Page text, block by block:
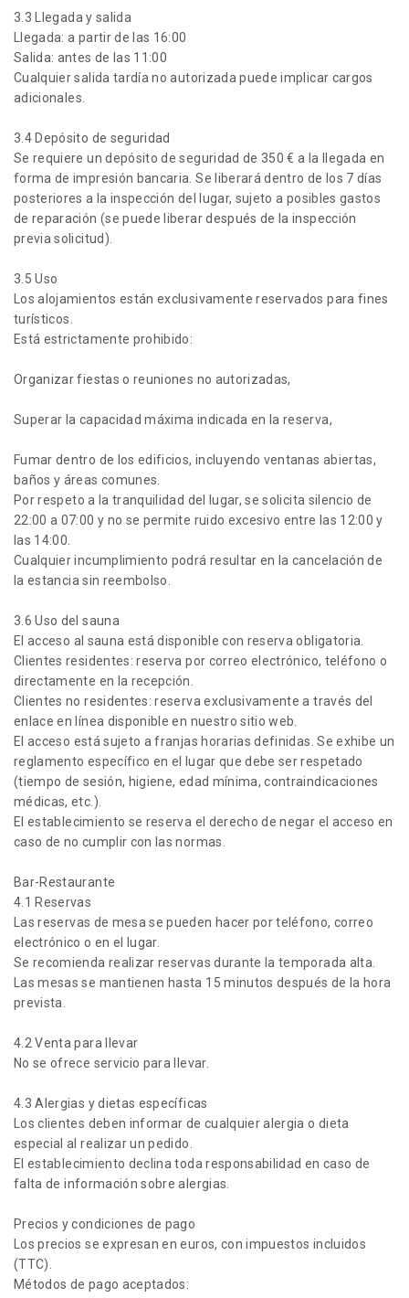
3.3 Llegada y salida
Llegada: a partir de las 16:00
Salida: antes de las 11:00
Cualquier salida tardía no autorizada puede implicar cargos
adicionales.
3.4 Depósito de seguridad
Se requiere un depósito de seguridad de 350 € a la llegada en
forma de impresión bancaria. Se liberará dentro de los 7 días
posteriores a la inspección del lugar, sujeto a posibles gastos
de reparación (se puede liberar después de la inspección
previa solicitud).
3.5 Uso
Los alojamientos están exclusivamente reservados para fines
turísticos.
Está estrictamente prohibido:
Organizar fiestas o reuniones no autorizadas,
Superar la capacidad máxima indicada en la reserva,
Fumar dentro de los edificios, incluyendo ventanas abiertas,
baños y áreas comunes.
Por respeto a la tranquilidad del lugar, se solicita silencio de
22:00 a 07:00 y no se permite ruido excesivo entre las 12:00 y
las 14:00.
Cualquier incumplimiento podrá resultar en la cancelación de
la estancia sin reembolso.
3.6 Uso del sauna
El acceso al sauna está disponible con reserva obligatoria.
Clientes residentes: reserva por correo electrónico, teléfono o
directamente en la recepción.
Clientes no residentes: reserva exclusivamente a través del
enlace en línea disponible en nuestro sitio web.
El acceso está sujeto a franjas horarias definidas. Se exhibe un
reglamento específico en el lugar que debe ser respetado
(tiempo de sesión, higiene, edad mínima, contraindicaciones
médicas, etc.).
El establecimiento se reserva el derecho de negar el acceso en
caso de no cumplir con las normas.
Bar-Restaurante
4.1 Reservas
Las reservas de mesa se pueden hacer por teléfono, correo
electrónico o en el lugar.
Se recomienda realizar reservas durante la temporada alta.
Las mesas se mantienen hasta 15 minutos después de la hora
prevista.
4.2 Venta para llevar
No se ofrece servicio para llevar.
4.3 Alergias y dietas específicas
Los clientes deben informar de cualquier alergia o dieta
especial al realizar un pedido.
El establecimiento declina toda responsabilidad en caso de
falta de información sobre alergias.
Precios y condiciones de pago
Los precios se expresan en euros, con impuestos incluidos
(TTC).
Métodos de pago aceptados: